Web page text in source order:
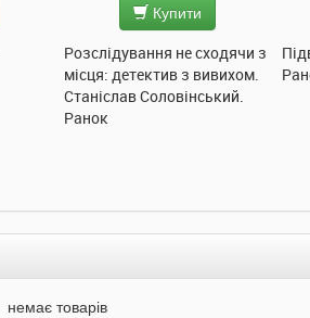
Купити
Розслідування не сходячи з
місця: детектив з вивихом.
Станіслав Соловінський.
Ранок
немає товарів